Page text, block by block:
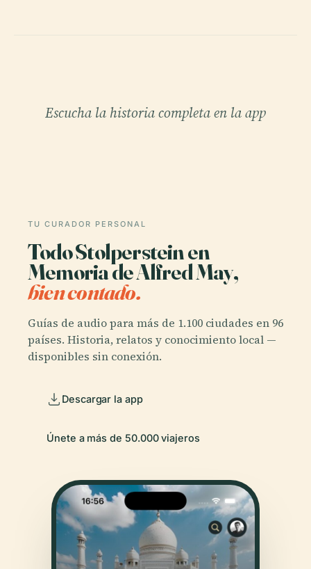
Escucha la historia completa en la app
TU CURADOR PERSONAL
Todo Stolperstein en
Memoria de Alfred May,
bien contado.
Guías de audio para más de 1.100 ciudades en 96
países. Historia, relatos y conocimiento local —
disponibles sin conexión.
Descargar la app
Únete a más de 50.000 viajeros